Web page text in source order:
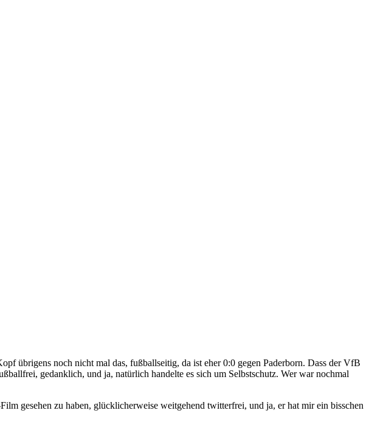
übrigens noch nicht mal das, fußballseitig, da ist eher 0:0 gegen Paderborn. Dass der VfB
gedanklich, und ja, natürlich handelte es sich um Selbstschutz. Wer war nochmal
gesehen zu haben, glücklicherweise weitgehend twitterfrei, und ja, er hat mir ein bisschen